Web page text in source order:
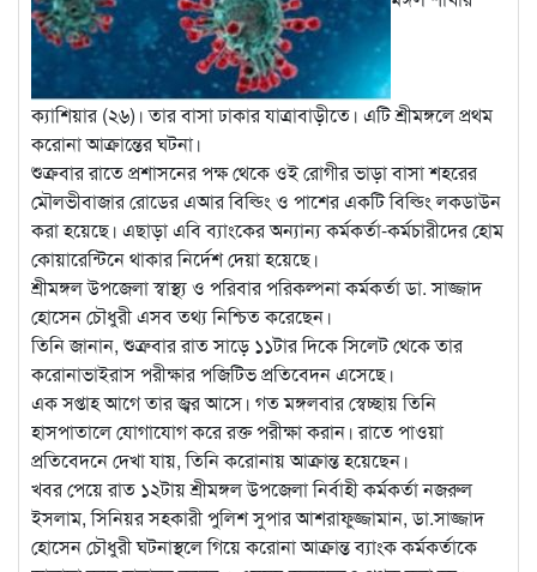
ক্যাশিয়ার (২৬)। তার বাসা ঢাকার যাত্রাবাড়ীতে। এটি শ্রীমঙ্গলে প্রথম
করোনা আক্রান্তের ঘটনা।
শুক্রবার রাতে প্রশাসনের পক্ষ থেকে ওই রোগীর ভাড়া বাসা শহরের
মৌলভীবাজার রোডের এআর বিল্ডিং ও পাশের একটি বিল্ডিং লকডাউন
করা হয়েছে। এছাড়া এবি ব্যাংকের অন্যান্য কর্মকর্তা-কর্মচারীদের হোম
কোয়ারেন্টিনে থাকার নির্দেশ দেয়া হয়েছে।
শ্রীমঙ্গল উপজেলা স্বাস্থ্য ও পরিবার পরিকল্পনা কর্মকর্তা ডা. সাজ্জাদ
হোসেন চৌধুরী এসব তথ্য নিশ্চিত করেছেন।
তিনি জানান, শুত্রুবার রাত সাড়ে ১১টার দিকে সিলেট থেকে তার
করোনাভাইরাস পরীক্ষার পজিটিভ প্রতিবেদন এসেছে।
এক সপ্তাহ আগে তার জ্বর আসে। গত মঙ্গলবার স্বেচ্ছায় তিনি
হাসপাতালে যোগাযোগ করে রক্ত পরীক্ষা করান। রাতে পাওয়া
প্রতিবেদনে দেখা যায়, তিনি করোনায় আক্রান্ত হয়েছেন।
খবর পেয়ে রাত ১২টায় শ্রীমঙ্গল উপজেলা নির্বাহী কর্মকর্তা নজরুল
ইসলাম, সিনিয়র সহকারী পুলিশ সুপার আশরাফুজ্জামান, ডা.সাজ্জাদ
হোসেন চৌধুরী ঘটনাস্থলে গিয়ে করোনা আক্রান্ত ব্যাংক কর্মকর্তাকে